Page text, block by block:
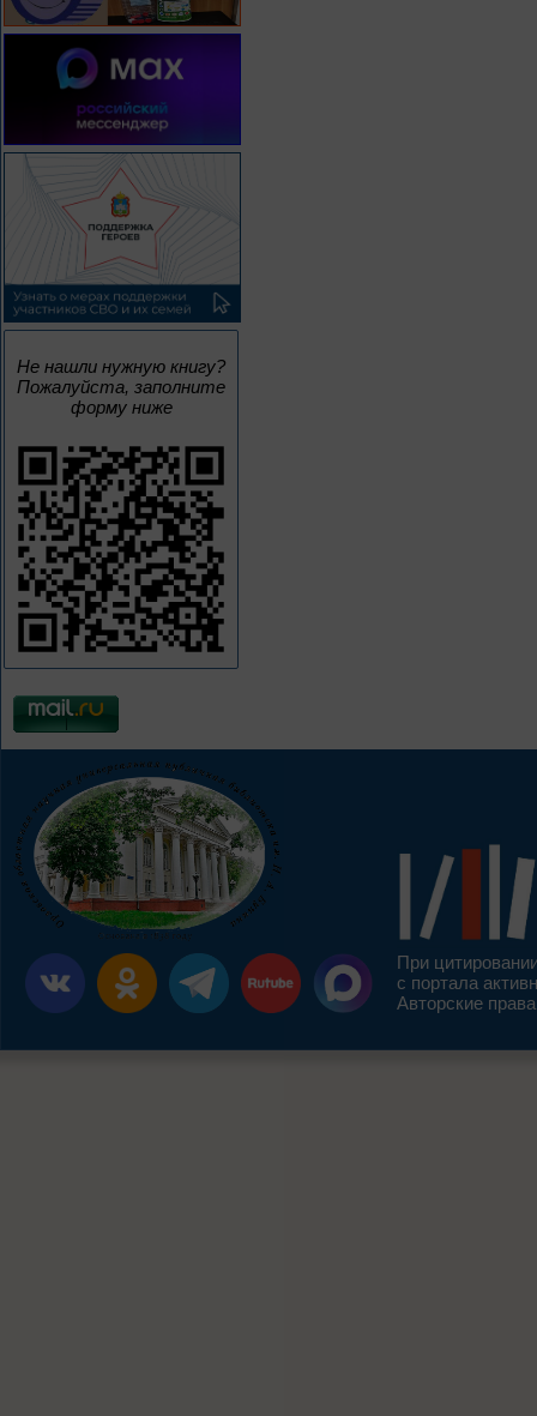
Не нашли нужную книгу?
Пожалуйста, заполните
форму ниже
При
с портала
Авторские